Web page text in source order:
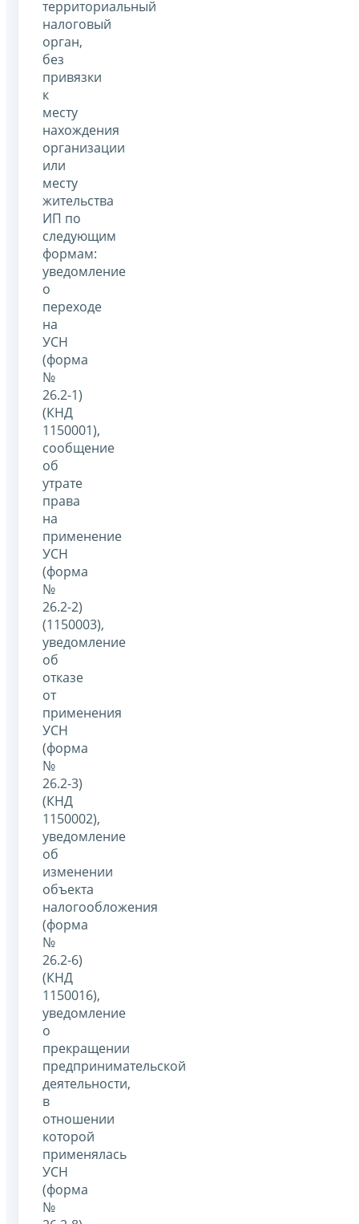
территориальный
налоговый
орган,
без
привязки
к
месту
нахождения
организации
или
месту
жительства
ИП по
следующим
формам:
уведомление
о
переходе
на
УСН
(форма
№
26.2-1)
(КНД
1150001),
сообщение
об
утрате
права
на
применение
УСН
(форма
№
26.2-2)
(1150003),
уведомление
об
отказе
от
применения
УСН
(форма
№
26.2-3)
(КНД
1150002),
уведомление
об
изменении
объекта
налогообложения
(форма
№
26.2-6)
(КНД
1150016),
уведомление
о
прекращении
предпринимательской
деятельности,
в
отношении
которой
применялась
УСН
(форма
№